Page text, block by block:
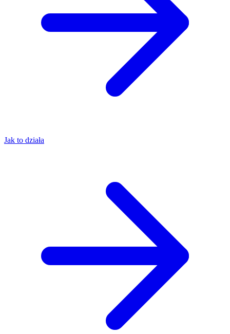
Jak to działa